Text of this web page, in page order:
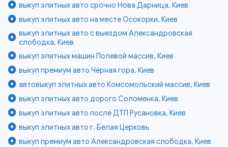
выкуп элитных авто срочно Нова Дарница, Киев
выкуп элитных авто на месте Осокорки, Киев
выкуп элитных авто с выездом Александровская
слободка, Киев
выкуп элитных машин Полевой массив, Киев
выкуп премиум авто Чёрная гора, Киев
автовыкуп элитных авто Комсомольский массив, Киев
выкуп элитных авто дорого Соломенка, Киев
выкуп элитных авто после ДТП Русановка, Киев
выкуп элитных авто г. Белая Церковь
выкуп премиум авто Александровская слободка, Киев